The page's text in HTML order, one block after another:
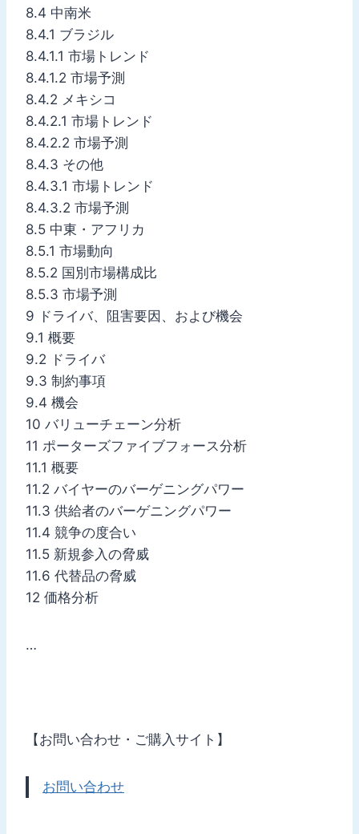
8.4 中南米
8.4.1 ブラジル
8.4.1.1 市場トレンド
8.4.1.2 市場予測
8.4.2 メキシコ
8.4.2.1 市場トレンド
8.4.2.2 市場予測
8.4.3 その他
8.4.3.1 市場トレンド
8.4.3.2 市場予測
8.5 中東・アフリカ
8.5.1 市場動向
8.5.2 国別市場構成比
8.5.3 市場予測
9 ドライバ、阻害要因、および機会
9.1 概要
9.2 ドライバ
9.3 制約事項
9.4 機会
10 バリューチェーン分析
11 ポーターズファイブフォース分析
11.1 概要
11.2 バイヤーのバーゲニングパワー
11.3 供給者のバーゲニングパワー
11.4 競争の度合い
11.5 新規参入の脅威
11.6 代替品の脅威
12 価格分析
…
【お問い合わせ・ご購入サイト】
お問い合わせ